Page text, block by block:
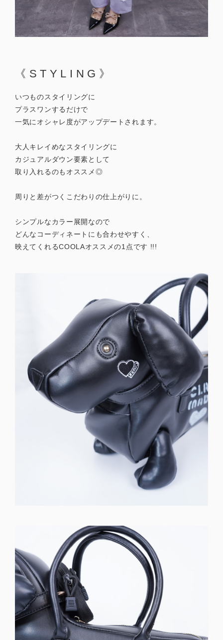
《STYLING》
いつものスタイリングに
プラスワンするだけで
一気にオシャレ度がアップデートされます。
大人キレイめなスタイリングに
カジュアルダウン要素として
取り入れるのもオススメ◎
周りと差がつくこだわりの仕上がりに。
シンプルなカラー展開なので
どんなコーディネートにも合わせやすく、
映えてくれるCOOLAオススメの1点です !!!